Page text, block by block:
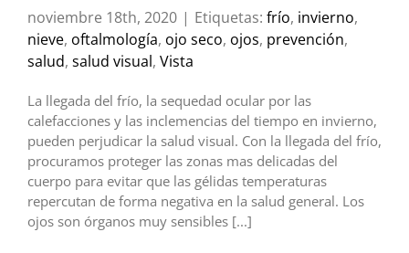
noviembre 18th, 2020 | Etiquetas: frío, invierno,
nieve, oftalmología, ojo seco, ojos, prevención,
salud, salud visual, Vista
La llegada del frío, la sequedad ocular por las
calefacciones y las inclemencias del tiempo en invierno,
pueden perjudicar la salud visual. Con la llegada del frío,
procuramos proteger las zonas mas delicadas del
cuerpo para evitar que las gélidas temperaturas
repercutan de forma negativa en la salud general. Los
ojos son órganos muy sensibles [...]